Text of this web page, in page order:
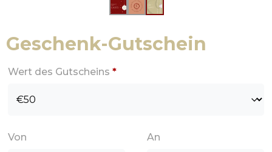
Geschenk-Gutschein
Wert des Gutscheins *
Von An